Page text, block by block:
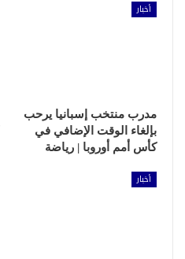
أخبار
مدرب منتخب إسبانيا يرحب
بإلغاء الوقت الإضافي في
كأس أمم أوروبا | رياضة
أخبار